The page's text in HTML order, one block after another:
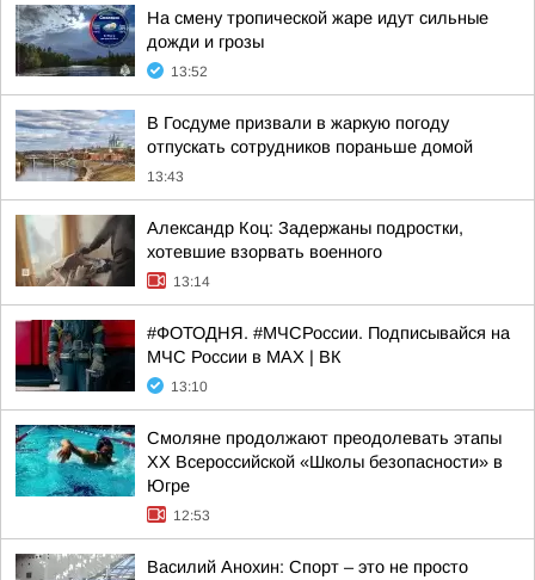
На смену тропической жаре идут сильные
дожди и грозы
13:52
В Госдуме призвали в жаркую погоду
отпускать сотрудников пораньше домой
13:43
Александр Коц: Задержаны подростки,
хотевшие взорвать военного
13:14
#ФОТОДНЯ. #МЧСРоссии. Подписывайся на
МЧС России в MAX | ВК
13:10
Смоляне продолжают преодолевать этапы
XX Всероссийской «Школы безопасности» в
Югре
12:53
Василий Анохин: Спорт – это не просто